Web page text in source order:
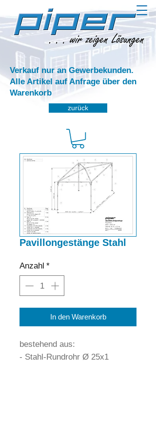
Verkauf nur an Gewerbekunden.
Alle Artikel auf Anfrage über den
Warenkorb
zurück
Pavillongestänge Stahl
Anzahl *
In den Warenkorb
bestehend aus:
- Stahl-Rundrohr Ø 25x1